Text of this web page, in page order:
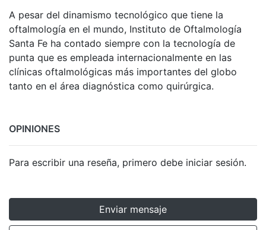
A pesar del dinamismo tecnológico que tiene la
oftalmología en el mundo, Instituto de Oftalmología
Santa Fe ha contado siempre con la tecnología de
punta que es empleada internacionalmente en las
clínicas oftalmológicas más importantes del globo
tanto en el área diagnóstica como quirúrgica.
OPINIONES
Para escribir una reseña, primero debe iniciar sesión.
Enviar mensaje